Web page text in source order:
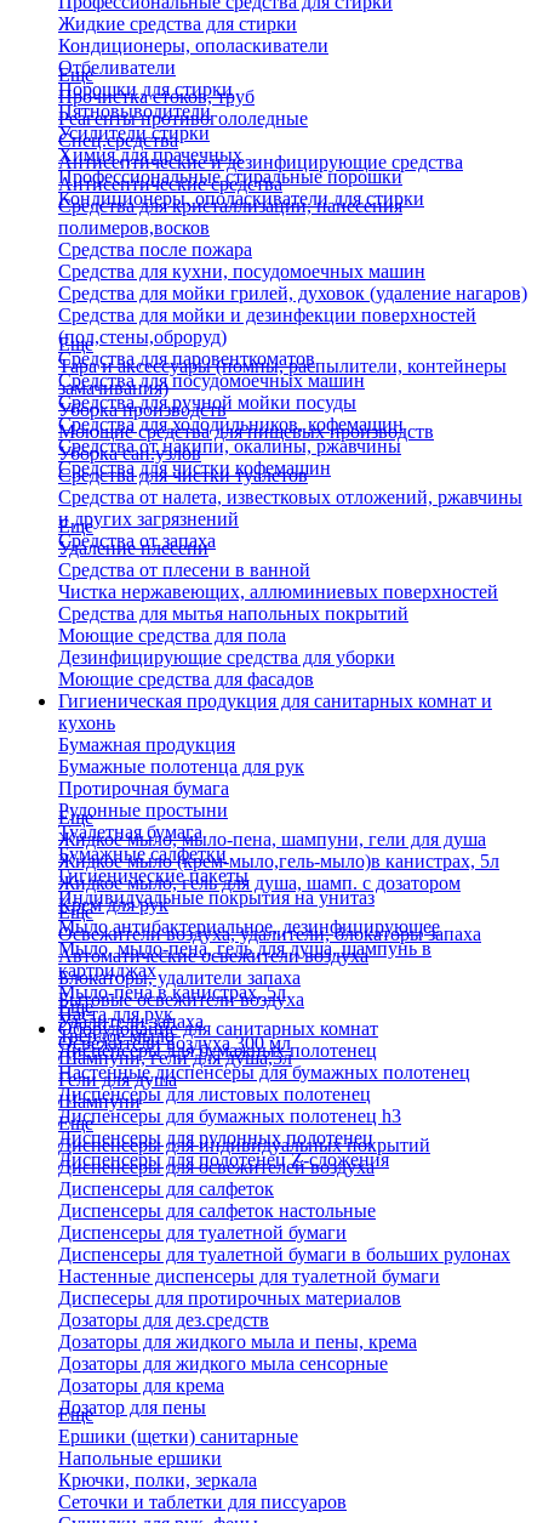
Жидкие средства для стирки
Кондиционеры, ополаскиватели
Отбеливатели
Порошки для стирки
Пятновыводители
Усилители стирки
Химия для прачечных
Профессиональные стиральные порошки
Кондиционеры, ополаскиватели для стирки
Еще
Прочистка стоков, труб
Реагенты противогололедные
Спец.средства
Антисептические и дезинфицирующие средства
Антисептические средства
Средства для кристаллизации, нанесения
полимеров,восков
Средства после пожара
Средства для кухни, посудомоечных машин
Средства для мойки грилей, духовок (удаление нагаров)
Средства для мойки и дезинфекции поверхностей
(пол,стены,оброруд)
Средства для паровенткоматов
Средства для посудомоечных машин
Средства для ручной мойки посуды
Средства для холодильников, кофемашин
Средства от накипи, окалины, ржавчины
Средства для чистки кофемашин
Еще
Тара и аксессуары (помпы, распылители, контейнеры
замачивания)
Уборка производств
Моющие средства для пищевых производств
Уборка сан.узлов
Средства для чистки туалетов
Средства от налета, известковых отложений, ржавчины
и других загрязнений
Средства от запаха
Еще
Удаление плесени
Средства от плесени в ванной
Чистка нержавеющих, аллюминиевых поверхностей
Средства для мытья напольных покрытий
Моющие средства для пола
Дезинфицирующие средства для уборки
Моющие средства для фасадов
Гигиеническая продукция для санитарных комнат и
кухонь
Бумажная продукция
Бумажные полотенца для рук
Протирочная бумага
Рулонные простыни
Туалетная бумага
Бумажные салфетки
Гигиенические пакеты
Индивидуальные покрытия на унитаз
Еще
Жидкое мыло, мыло-пена, шампуни, гели для душа
Жидкое мыло (крем-мыло,гель-мыло)в канистрах, 5л
Жидкое мыло, гель для душа, шамп. с дозатором
Крем для рук
Мыло антибактериальное, дезинфицирующее
Мыло, мыло-пена, гель для душа, шампунь в
картриджах
Мыло-пена в канистрах, 5л
Паста для рук
Твердое мыло
Шампуни, гели для душа,5л
Гели для душа
Шампуни
Еще
Освежители воздуха, удалители, блокаторы запаха
Автоматические освежители воздуха
Блокаторы, удалители запаха
Бытовые освежители воздуха
Удалители запаха
Освежители воздуха 300 мл
Еще
Оборудование для санитарных комнат
Диспенсеры для бумажных полотенец
Настенные диспенсеры для бумажных полотенец
Диспенсеры для листовых полотенец
Диспенсеры для бумажных полотенец h3
Диспенсеры для рулонных полотенец
Диспенсеры для полотенец Z-сложения
Еще
Диспенсеры для индивидуальных покрытий
Диспенсеры для освежителей воздуха
Диспенсеры для салфеток
Диспенсеры для салфеток настольные
Диспенсеры для туалетной бумаги
Диспенсеры для туалетной бумаги в больших рулонах
Настенные диспенсеры для туалетной бумаги
Диспесеры для протирочных материалов
Дозаторы для дез.средств
Дозаторы для жидкого мыла и пены, крема
Дозаторы для жидкого мыла сенсорные
Дозаторы для крема
Дозатор для пены
Еще
Ершики (щетки) санитарные
Напольные ершики
Крючки, полки, зеркала
Сеточки и таблетки для писсуаров